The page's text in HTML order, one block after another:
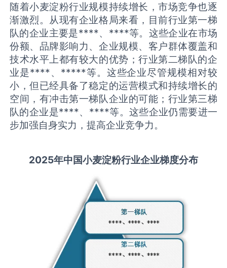
随着小麦淀粉行业规模持续增长，市场竞争也逐
渐激烈。从现有企业格局来看，目前行业第一梯
队的企业主要是****、****等。这些企业在市场
份额、品牌影响力、企业规模、客户群体覆盖和
技术水平上都有较大的优势；行业第二梯队的企
业是****、*****等。这些企业尽管规模相对较
小，但已经具备了稳定的运营模式和持续增长的
空间，有冲击第一梯队企业的可能；行业第三梯
队的企业是****、****等。这些企业仍需要进一
步加强自身实力，提高企业竞争力。
2025年中国小麦淀粉行业企业梯度分布